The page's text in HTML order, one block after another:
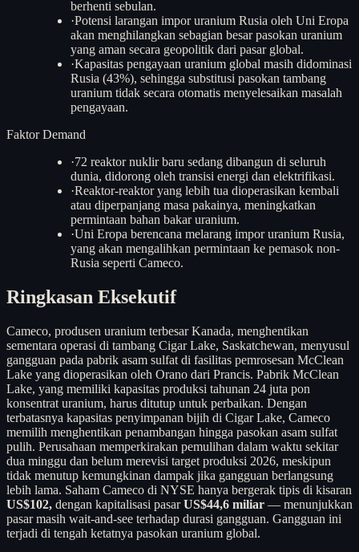
berhenti sebulan.
·Potensi larangan impor uranium Rusia oleh Uni Eropa
akan menghilangkan sebagian besar pasokan uranium
yang aman secara geopolitik dari pasar global.
·Kapasitas pengayaan uranium global masih didominasi
Rusia (43%), sehingga substitusi pasokan tambang
uranium tidak secara otomatis menyelesaikan masalah
pengayaan.
Faktor Demand
·72 reaktor nuklir baru sedang dibangun di seluruh
dunia, didorong oleh transisi energi dan elektrifikasi.
·Reaktor-reaktor yang lebih tua dioperasikan kembali
atau diperpanjang masa pakainya, meningkatkan
permintaan bahan bakar uranium.
·Uni Eropa berencana melarang impor uranium Rusia,
yang akan mengalihkan permintaan ke pemasok non-
Rusia seperti Cameco.
Ringkasan Eksekutif
Cameco, produsen uranium terbesar Kanada, menghentikan
sementara operasi di tambang Cigar Lake, Saskatchewan, menyusul
gangguan pada pabrik asam sulfat di fasilitas pemrosesan McClean
Lake yang dioperasikan oleh Orano dari Prancis. Pabrik McClean
Lake, yang memiliki kapasitas produksi tahunan 24 juta pon
konsentrat uranium, harus ditutup untuk perbaikan. Dengan
terbatasnya kapasitas penyimpanan bijih di Cigar Lake, Cameco
memilih menghentikan penambangan hingga pasokan asam sulfat
pulih. Perusahaan memperkirakan pemulihan dalam waktu sekitar
dua minggu dan belum merevisi target produksi 2026, meskipun
tidak menutup kemungkinan dampak jika gangguan berlangsung
lebih lama. Saham Cameco di NYSE hanya bergerak tipis di kisaran
US$102, dengan kapitalisasi pasarUS$44,6 miliar — menunjukkan
pasar masih wait-and-see terhadap durasi gangguan. Gangguan ini
terjadi di tengah ketatnya pasokan uranium global.